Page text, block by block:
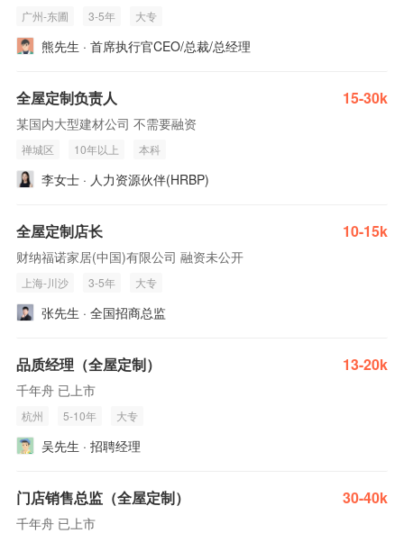
广州-东圃 3-5年 大专
熊先生 · 首席执行官CEO/总裁/总经理
全屋定制负责人 15-30k
某国内大型建材公司 不需要融资
禅城区 10年以上 本科
李女士 · 人力资源伙伴(HRBP)
全屋定制店长 10-15k
财纳福诺家居(中国)有限公司 融资未公开
上海-川沙 3-5年 大专
张先生 · 全国招商总监
品质经理（全屋定制） 13-20k
千年舟 已上市
杭州 5-10年 大专
吴先生 · 招聘经理
门店销售总监（全屋定制） 30-40k
千年舟 已上市